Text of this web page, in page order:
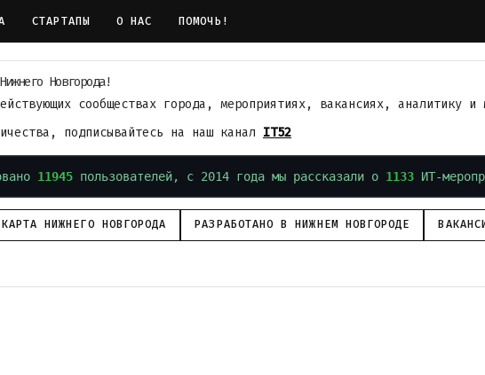
СТАРТАПЫ О НАС ПОМОЧЬ!
Новгорода!
сообществах города, мероприятиях, вакансиях, аналитику и
подписывайтесь на наш канал IT52
11945 пользователей, с 2014 года мы рассказали о 1133 ИТ-
НИЖНЕГО НОВГОРОДА РАЗРАБОТАНО В НИЖНЕМ НОВГОРОДЕ